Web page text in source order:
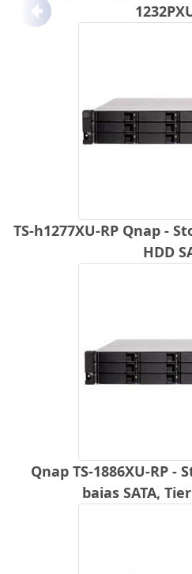
TS-h1277XU-RP Qnap -
HDD
Qnap TS-1886XU-RP -
baias SATA,
Anterior